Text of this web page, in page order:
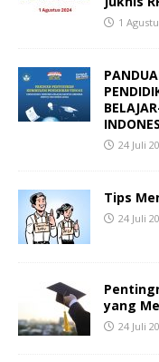
1
24 Juli
Tips
24 Juli
yang
24 Juli